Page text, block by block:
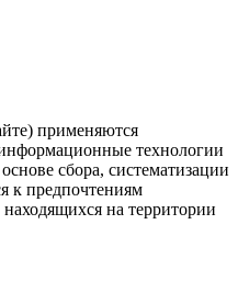
применяются
технологии
сбора, систематизации
к предпочтениям
на территории